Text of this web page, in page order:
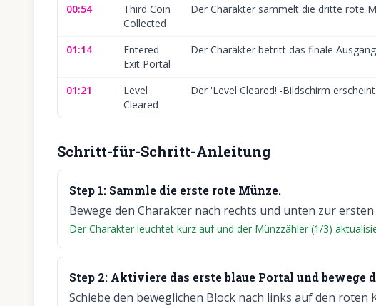
00:54
Third Coin
Collected
Der Charakter sammelt die dritte rote
01:14
Entered
Exit Portal
Der Charakter betritt das finale
01:21
Level
Cleared
Der 'Level Cleared!'-Bildschirm erscheint.
Schritt-für-Schritt-Anleitung
Step 1: Sammle die erste rote Münze.
Bewege den Charakter nach rechts und unten zur
Der Charakter leuchtet kurz auf und der Münzzähler (1/3)
Step 2: Aktiviere das erste blaue Portal und bewege
Schiebe den beweglichen Block nach links auf den